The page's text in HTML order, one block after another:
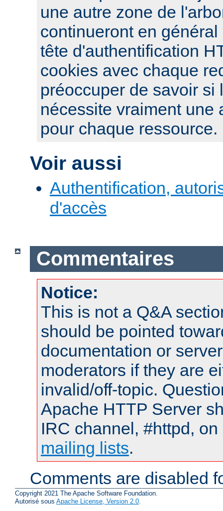
une autre zone de
continueront en
tête d'authentification
cookies avec chaque
préoccuper de savoir si
nécessite vraiment une
pour chaque ressource.
Voir aussi
Authentification,
d'accès
Commentaires
Notice:
This is not a Q&A
should be pointed
documentation or
moderators if they are
invalid/off-topic.
Apache HTTP Server
IRC channel, #httpd,
mailing lists.
Comments are disabled
Copyright 2021 The Apache Software Foundation.
Autorisé sous Apache License, Version 2.0.